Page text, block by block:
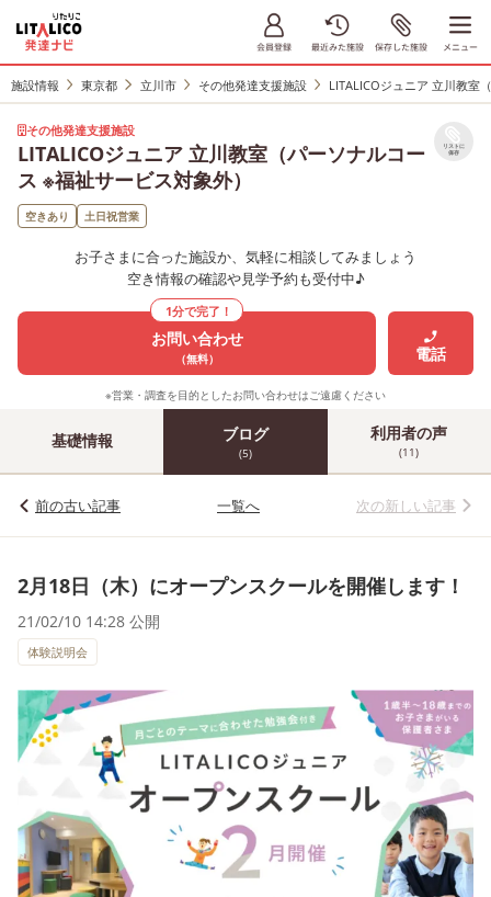
施設情報 東京都 立川市 その他発達支援施設 LITALICOジュニア 立川教室
その他発達支援施設
LITALICOジュニア 立川教室（パーソナルコー
ス ※福祉サービス対象外）
リストに
保存
空きあり 土日祝営業
お子さまに合った施設か、気軽に相談してみましょう
空き情報の確認や見学予約も受付中♪
1分で完了！
お問い合わせ
（無料） 電話
※営業・調査を目的としたお問い合わせはご遠慮ください
基礎情報 ブログ
(5)
利用者の声
(11)
前の古い記事 一覧へ 次の新しい記事
2月18日（木）にオープンスクールを開催します！
21/02/10 14:28 公開
体験説明会